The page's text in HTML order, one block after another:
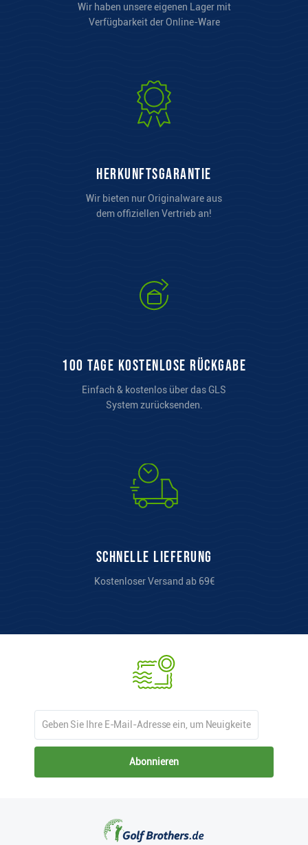
Wir haben unsere eigenen Lager mit
Verfügbarkeit der Online-Ware
Herkunftsgarantie
Wir bieten nur Originalware aus
dem offiziellen Vertrieb an!
100 Tage kostenlose Rückgabe
Einfach & kostenlos über das GLS
System zurücksenden.
Schnelle Lieferung
Kostenloser Versand ab 69€
Abonnieren